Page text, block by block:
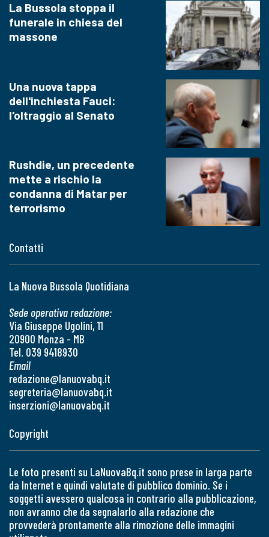
Contatti
La Nuova Bussola Quotidiana
Sede operativa redazione:
Via Giuseppe Ugolini, 11
20900 Monza - MB
Tel. 039 9418930
Email
redazione@lanuovabq.it
segreteria@lanuovabq.it
inserzioni@lanuovabq.it
La Bussola stoppa il
funerale in chiesa del
massone
Una nuova tappa
dell'inchiesta Fauci:
l'oltraggio al Senato
Rushdie, un precedente
mette a rischio la
condanna di Matar per
terrorismo
Copyright
Le foto presenti su LaNuovaBq.it sono prese in larga parte
da Internet e quindi valutate di pubblico dominio. Se i
soggetti avessero qualcosa in contrario alla pubblicazione,
non avranno che da segnalarlo alla redazione che
provvederà prontamente alla rimozione delle immagini